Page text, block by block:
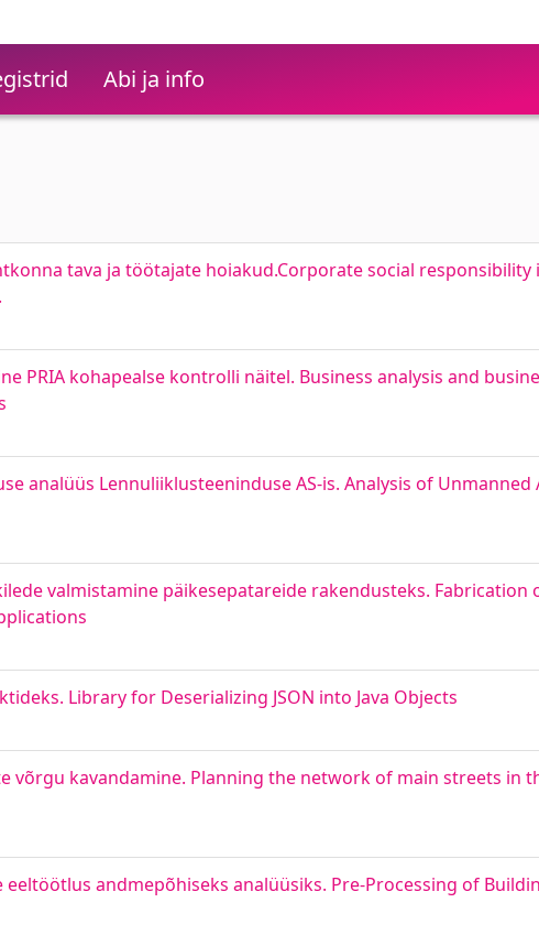
Abi ja info
tava ja töötajate hoiakud.Corporate social responsibility
PRIA kohapealse kontrolli näitel. Business analysis and
analüüs Lennuliiklusteeninduse AS-is. Analysis of Unmanned
valmistamine päikesepatareide rakendusteks. Fabrication
Library for Deserializing JSON into Java Objects
võrgu kavandamine. Planning the network of main streets in
andmepõhiseks analüüsiks. Pre-Processing of